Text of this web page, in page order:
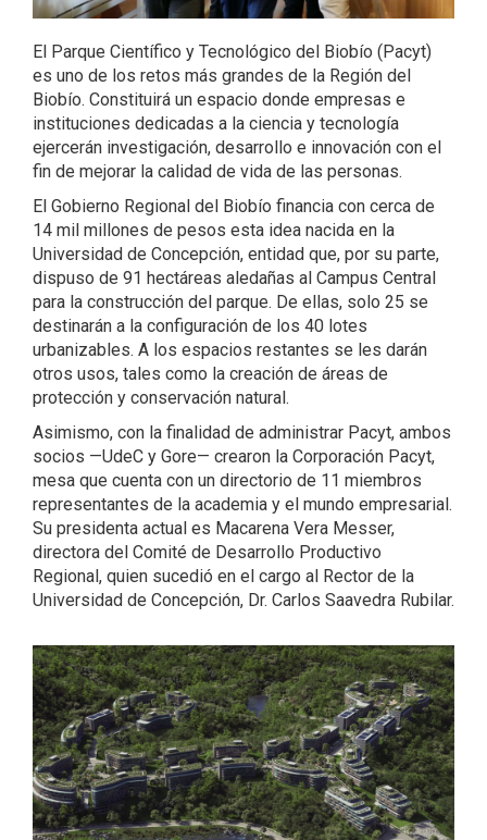
El Parque Científico y Tecnológico del Biobío (Pacyt)
es uno de los retos más grandes de la Región del
Biobío. Constituirá un espacio donde empresas e
instituciones dedicadas a la ciencia y tecnología
ejercerán investigación, desarrollo e innovación con el
fin de mejorar la calidad de vida de las personas.
El Gobierno Regional del Biobío financia con cerca de
14 mil millones de pesos esta idea nacida en la
Universidad de Concepción, entidad que, por su parte,
dispuso de 91 hectáreas aledañas al Campus Central
para la construcción del parque. De ellas, solo 25 se
destinarán a la configuración de los 40 lotes
urbanizables. A los espacios restantes se les darán
otros usos, tales como la creación de áreas de
protección y conservación natural.
Asimismo, con la finalidad de administrar Pacyt, ambos
socios —UdeC y Gore— crearon la Corporación Pacyt,
mesa que cuenta con un directorio de 11 miembros
representantes de la academia y el mundo empresarial.
Su presidenta actual es Macarena Vera Messer,
directora del Comité de Desarrollo Productivo
Regional, quien sucedió en el cargo al Rector de la
Universidad de Concepción, Dr. Carlos Saavedra Rubilar.